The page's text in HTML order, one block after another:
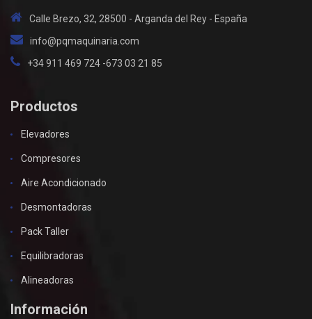
Calle Brezo, 32, 28500 - Arganda del Rey - España
info@pqmaquinaria.com
+34 911 469 724 -673 03 21 85
Productos
Elevadores
Compresores
Aire Acondicionado
Desmontadoras
Pack Taller
Equilibradoras
Alineadoras
Información